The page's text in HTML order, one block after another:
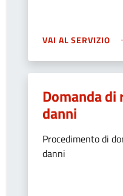
VAI AL SERVIZIO
Domanda
danni
Procedimento di
danni